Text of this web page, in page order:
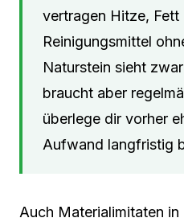
vertragen Hitze, Fett
Reinigungsmittel
Naturstein sieht
braucht aber
überlege dir vorher
Aufwand langfristig
Auch Materialimitaten